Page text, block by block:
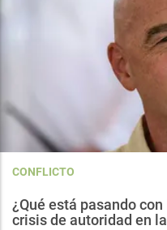
CONFLICTO
¿Qué está pasando
crisis de autoridad en la